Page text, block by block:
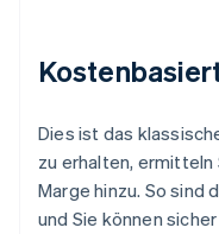
Dies ist das
zu erhalten, ermitteln
Marge hinzu. So sind
und Sie können